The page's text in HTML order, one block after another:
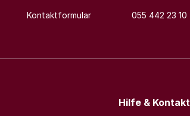
Kontaktformular 055 442 23 10
Hilfe & Kontakt